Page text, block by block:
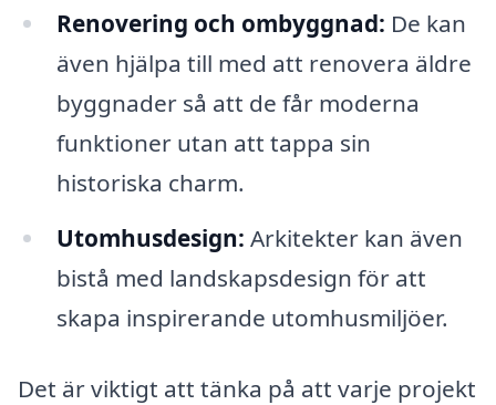
Renovering och ombyggnad: De kan
även hjälpa till med att renovera äldre
byggnader så att de får moderna
funktioner utan att tappa sin
historiska charm.
Utomhusdesign: Arkitekter kan även
bistå med landskapsdesign för att
skapa inspirerande utomhusmiljöer.
Det är viktigt att tänka på att varje projekt